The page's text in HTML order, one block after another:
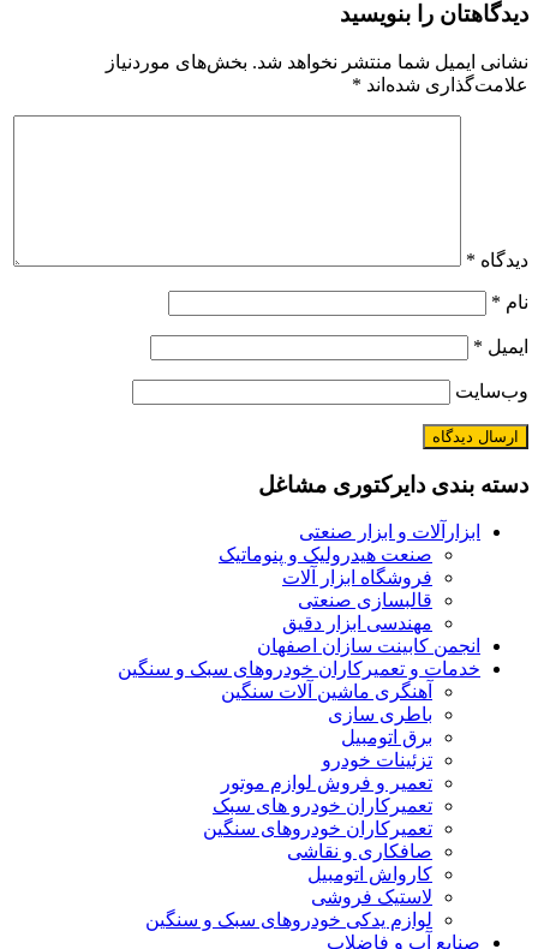
دیدگاهتان را بنویسید
نشانی ایمیل شما منتشر نخواهد شد. بخش‌های موردنیاز
علامت‌گذاری شده‌اند *
دیدگاه *
نام *
ایمیل *
وب‌سایت
دسته بندی دایرکتوری مشاغل
ابزارآلات و ابزار صنعتی
صنعت هیدرولیک و پنوماتیک
فروشگاه ابزار آلات
قالبسازی صنعتی
مهندسی ابزار دقیق
انجمن کابینت سازان اصفهان
خدمات و تعمیرکاران خودروهای سبک و سنگین
آهنگری ماشین آلات سنگین
باطری سازی
برق اتومبیل
تزئینات خودرو
تعمیر و فروش لوازم موتور
تعمیرکاران خودرو های سبک
تعمیرکاران خودروهای سنگین
صافکاری و نقاشی
کارواش اتومبیل
لاستیک فروشی
لوازم یدکی خودروهای سبک و سنگین
صنایع آب و فاضلاب